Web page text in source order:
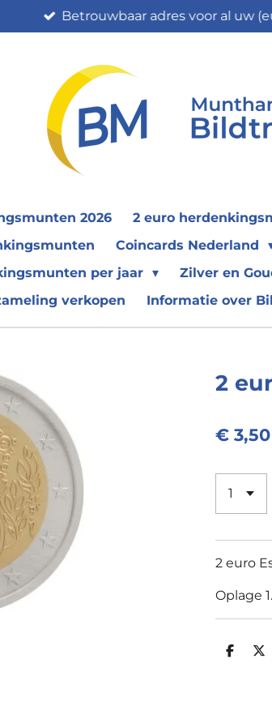
Betrouwbaar adres voor al uw
2026 2 euro
Coincards Nederland
per jaar Zilver en
verkopen Informatie over
2
€ 3,50
2 euro
Oplage
D
D